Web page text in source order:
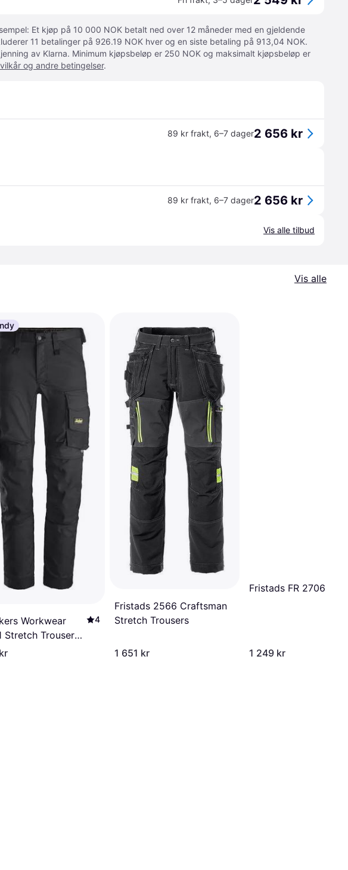
Et kjøp på 10 000 NOK betalt ned over 12 måneder med en gjeldende
11 betalinger på 926.19 NOK hver og en siste betaling på 913,04 NOK.
av Klarna. Minimum kjøpsbeløp er 250 NOK og maksimalt kjøpsbeløp er
og andre betingelser.
89 kr frakt, 6–7 dager2 656 kr
89 kr frakt, 6–7 dager2 656 kr
Vis alle tilbud
Vis alle
Workwear
Stretch Trousers -
4
Fristads 2566 Craftsman
Stretch Trousers
1 651 kr
Fristads FR 2706 PLU
1 249 kr